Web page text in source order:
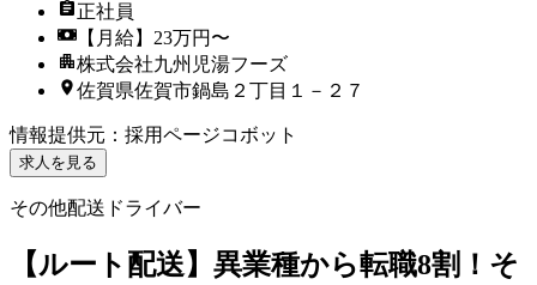
正社員
【月給】23万円〜
株式会社九州児湯フーズ
佐賀県佐賀市鍋島２丁目１－２７
情報提供元 ： 採用ページコボット
求人を見る
その他配送ドライバー
【ルート配送】異業種から転職8割！そ